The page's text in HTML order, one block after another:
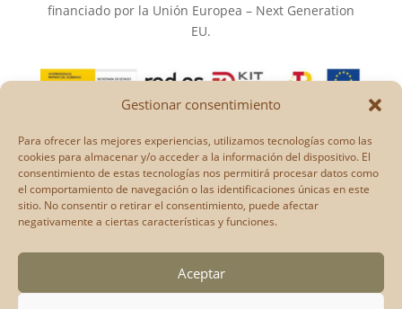
Gestionar consentimiento
Para ofrecer las mejores experiencias, utilizamos tecnologías como las
cookies para almacenar y/o acceder a la información del dispositivo. El
consentimiento de estas tecnologías nos permitirá procesar datos como
el comportamiento de navegación o las identificaciones únicas en este
sitio. No consentir o retirar el consentimiento, puede afectar
negativamente a ciertas características y funciones.
Aceptar
financiado por la Unión Europea – Next Generation
EU.
Los puntos de vista y las opiniones expresadas en la
web son únicamente los del autor o autores y no
reflejan necesariamente los de la Unión Europea o la
Comisión Europea.
Ni la Unión Europea ni la Comisión Europea pueden